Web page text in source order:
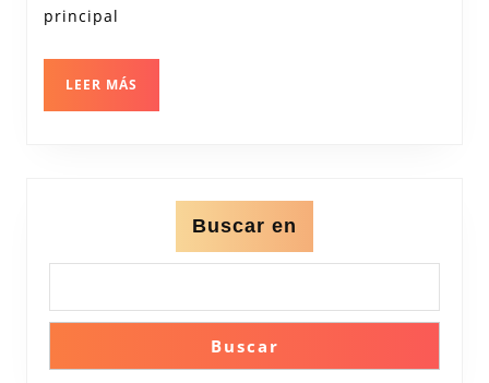
principal
LEER MÁS
Buscar en
Buscar